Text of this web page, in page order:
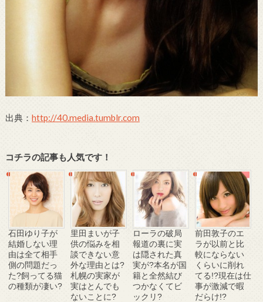
出典： http://40.media.tumblr.com
コチラの記事も人気です！
石田ゆり子が
結婚しない理
由は全て相手
側の問題だっ
た?飼ってる猫
の種類が凄い?
里田まいが子
供の悩みを相
談できない意
外な理由とは?
札幌の実家が
実はとんでも
ないことに?
ローラの破局
報道の裏に実
は隠された真
実が?本名が国
籍と全然結び
つかなくてビ
ックリ?
前田敦子のエ
ラが以前と比
較にならない
くらいに削れ
てる!?現在は仕
事が激減で暇
だらけ!?